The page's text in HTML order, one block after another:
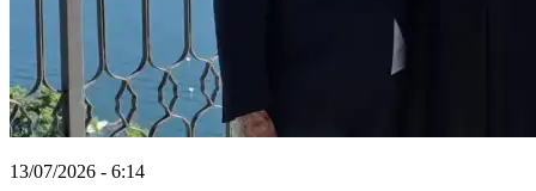
13/07/2026 - 6:14